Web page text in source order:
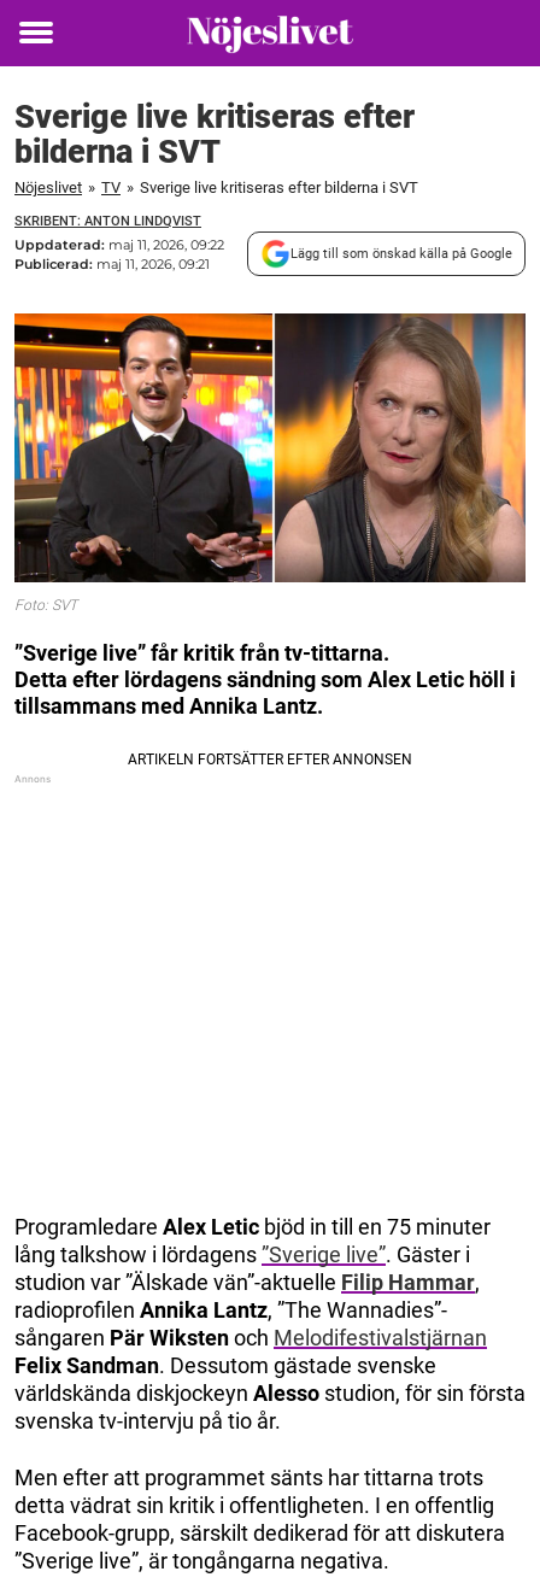
Toggle
Sverige live kritiseras efter
bilderna i SVT
Nöjeslivet » TV » Sverige live kritiseras efter bilderna i SVT
SKRIBENT: ANTON LINDQVIST
Uppdaterad: maj 11, 2026, 09:22
Publicerad: maj 11, 2026, 09:21
Lägg till som önskad källa på Google
Foto: SVT
”Sverige live” får kritik från tv-tittarna.
Detta efter lördagens sändning som Alex Letic höll i
tillsammans med Annika Lantz.
Programledare Alex Letic bjöd in till en 75 minuter
lång talkshow i lördagens”Sverige live”. Gäster i
studion var ”Älskade vän”-aktuelle Filip Hammar,
radioprofilen Annika Lantz, ”The Wannadies”-
sångaren Pär Wikstenoch Melodifestivalstjärnan
Felix Sandman. Dessutom gästade svenske
världskända diskjockeyn Alesso studion, för sin första
svenska tv-intervju på tio år.
Men efter att programmet sänts har tittarna trots
detta vädrat sin kritik i offentligheten. I en offentlig
Facebook-grupp, särskilt dedikerad för att diskutera
”Sverige live”, är tongångarna negativa.